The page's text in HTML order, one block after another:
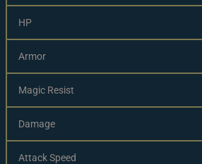
HP
Armor
Magic Resist
Damage
Attack Speed